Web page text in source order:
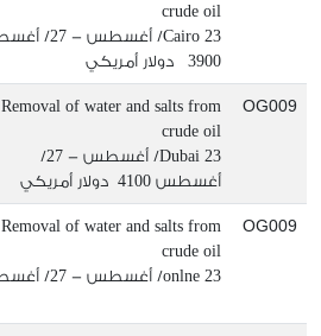
crude oil
Cairo 23/ أغسطس - 27/ أغسطس
3900 دولار أمريكي
OG009
Removal of water and salts from
crude oil
Dubai
23/ أغسطس - 27/
أغسطس 4100 دولار أمريكي
OG009
Removal of water and salts from
crude oil
onlne 23/ أغسطس - 27/ أغسطس